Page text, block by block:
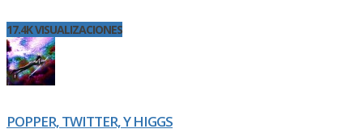
17.4K VISUALIZACIONES
POPPER, TWITTER, Y HIGGS